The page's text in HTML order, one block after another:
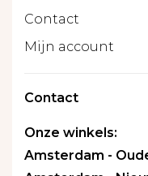
Contact
Mijn account
Contact
Onze winkels:
Amsterdam -